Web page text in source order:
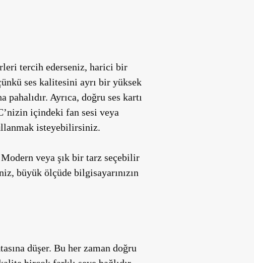
tercih ederseniz, harici bir
ses kalitesini ayrı bir yüksek
Ayrıca, doğru ses kartı
içindeki fan sesi veya
isteyebilirsiniz.
veya şık bir tarz seçebilir
büyük ölçüde bilgisayarınızın
düşer. Bu her zaman doğru